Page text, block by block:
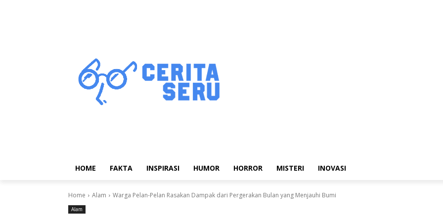
HOME FAKTA INSPIRASI HUMOR HORROR MISTERI INOVASI
Home Alam Warga Pelan-Pelan Rasakan Dampak dari Pergerakan Bulan yang Menjauhi Bumi
Alam